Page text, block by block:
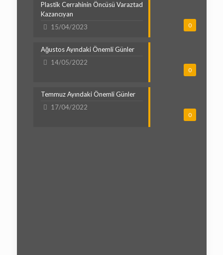
0
Plastik Cerrahinin Öncüsü Varaztad
Kazancıyan
15/04/2023
0
Ağustos Ayındaki Önemli Günler
14/05/2022
0
Temmuz Ayındaki Önemli Günler
17/04/2022